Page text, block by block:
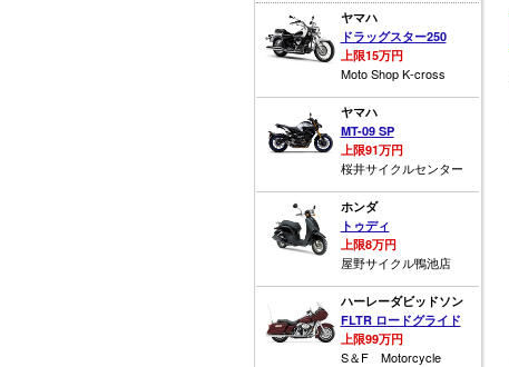
ヤマハ
ドラッグスター250
上限15万円
Moto Shop K-cross
ヤマハ
MT-09 SP
上限91万円
桜井サイクルセンター
ホンダ
トゥディ
上限8万円
屋野サイクル鴨池店
ハーレーダビッドソン
FLTR ロードグライド
上限99万円
S＆F Motorcycle